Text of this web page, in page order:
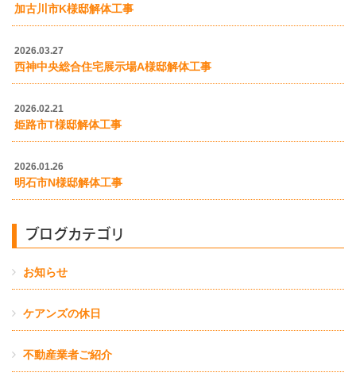
加古川市K様邸解体工事
2026.03.27
西神中央総合住宅展示場A様邸解体工事
2026.02.21
姫路市T様邸解体工事
2026.01.26
明石市N様邸解体工事
ブログカテゴリ
お知らせ
ケアンズの休日
不動産業者ご紹介